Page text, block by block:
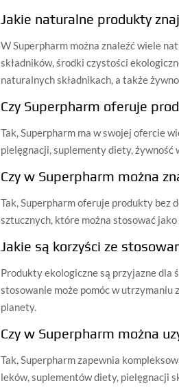
Jakie naturalne produkty
W Superpharm można znaleźć wiele
składników, środki czystości
naturalnych składnikach, a także
Czy Superpharm oferuje
Tak, Superpharm ma w swojej ofercie
pielęgnacji, suplementy diety,
Czy w Superpharm można
Tak, Superpharm oferuje produkty bez
sztucznych, które można stosować
Jakie są korzyści ze
Produkty ekologiczne są przyjazne dla
stosowanie może pomóc w utrzymaniu
planety.
Czy w Superpharm można
Tak, Superpharm zapewnia
leków, suplementów diety, pielęgnacji